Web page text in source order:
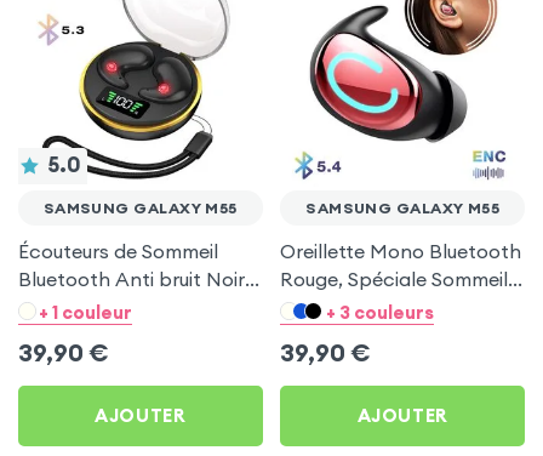
5.0
SAMSUNG GALAXY M55
Écouteurs de Sommeil
Bluetooth Anti bruit Noir
pour Samsung Galaxy
+ 1 couleur
39,90 €
AJOUTER
SAMSUNG GALAXY M55
Oreillette Mono Bluetooth
Rouge, Spéciale Sommeil
pour Samsung Galaxy
+ 3 couleurs
39,90 €
AJOUTER